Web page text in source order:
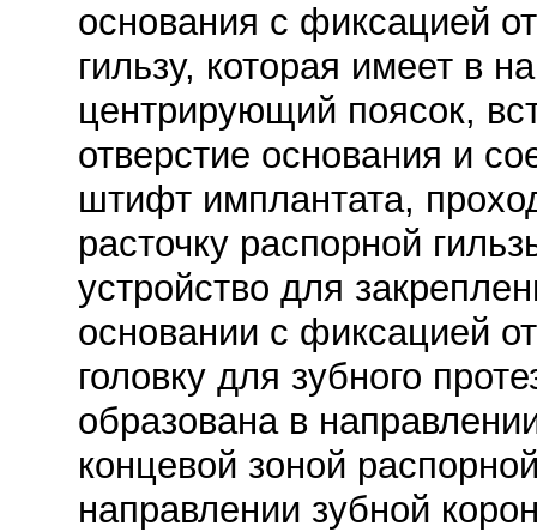
основания с фиксацией
гильзу, которая имеет в
центрирующий поясок,
отверстие основания и
штифт имплантата,
расточку распорной
устройство для
основании с фиксацией
головку для зубного
образована в
концевой зоной
направлении зубной